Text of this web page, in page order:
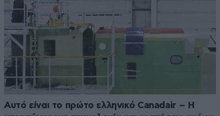
Αυτό είναι το πρώτο ελληνικό Canadair – Η